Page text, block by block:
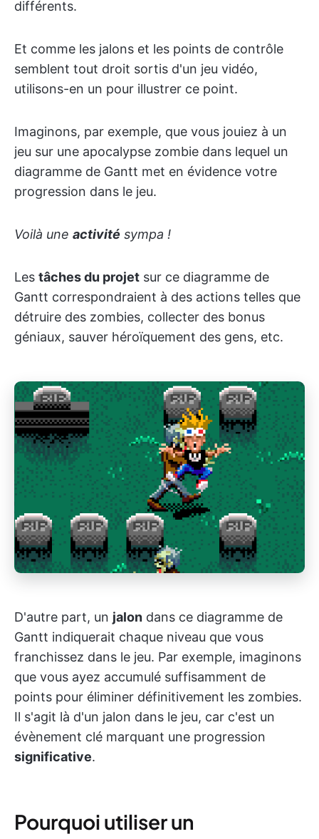
différents.
Et comme les jalons et les points de contrôle
semblent tout droit sortis d'un jeu vidéo,
utilisons-en un pour illustrer ce point.
Imaginons, par exemple, que vous jouiez à un
jeu sur une apocalypse zombie dans lequel un
diagramme de Gantt met en évidence votre
progression dans le jeu.
Voilà une activité sympa !
Les tâches du projet sur ce diagramme de
Gantt correspondraient à des actions telles que
détruire des zombies, collecter des bonus
géniaux, sauver héroïquement des gens, etc.
D'autre part, un jalon dans ce diagramme de
Gantt indiquerait chaque niveau que vous
franchissez dans le jeu. Par exemple, imaginons
que vous ayez accumulé suffisamment de
points pour éliminer définitivement les zombies.
Il s'agit là d'un jalon dans le jeu, car c'est un
évènement clé marquant une progression
significative.
Pourquoi utiliser un